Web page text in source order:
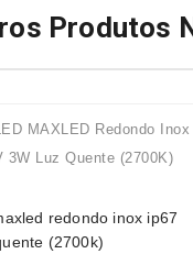
Produtos
redondo inox ip67
(2700k)